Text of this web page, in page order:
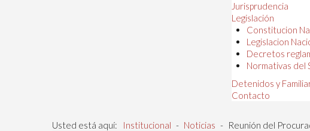
Jurisprudencia
Legislación
Constitucion
Legislacion
Decretos
Normativas del
Detenidos y
Contacto
Usted está aquí: Institucional - Noticias - Reunión del